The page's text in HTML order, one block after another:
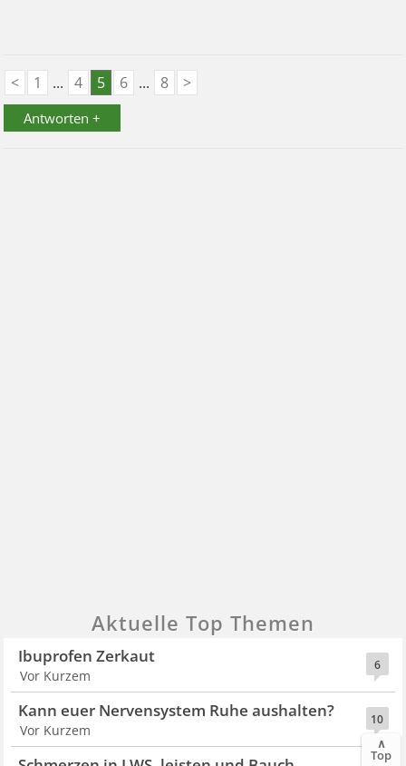
< 1 ... 4 5 6 ... 8 >
Antworten +
Aktuelle Top Themen
6
Ibuprofen Zerkaut
Vor Kurzem
10
Kann euer Nervensystem Ruhe aushalten?
Vor Kurzem
∧
Top